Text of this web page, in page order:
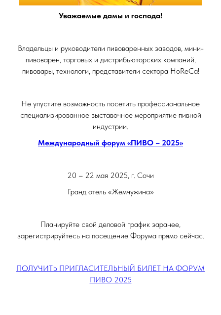
Уважаемые дамы и господа!
Владельцы и руководители пивоваренных заводов, мини-
пивоварен, торговых и дистрибьюторских компаний,
пивовары, технологи, представители сектора HoReCa!
Не упустите возможность посетить профессиональное
специализированное выставочное мероприятие пивной
индустрии.
Международный форум «ПИВО – 2025»
20 – 22 мая 2025, г. Сочи
Гранд отель «Жемчужина»
Планируйте свой деловой график заранее,
зарегистрируйтесь на посещение Форума прямо сейчас.
ПОЛУЧИТЬ ПРИГЛАСИТЕЛЬНЫЙ БИЛЕТ НА ФОРУМ
ПИВО 2025